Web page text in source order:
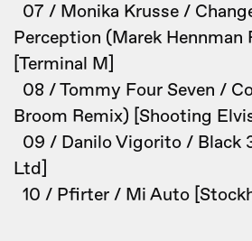
07 / Monika Krusse /
Perception (Marek Hennman
[Terminal M]
08 / Tommy Four Seven /
Broom Remix) [Shooting
09 / Danilo Vigorito / Black
Ltd]
10 / Pfirter / Mi Auto